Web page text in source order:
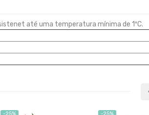
até uma temperatura mínima de 1ºC.